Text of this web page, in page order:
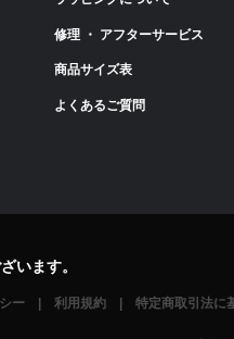
修理 ・ アフターサービス
商品サイズ表
よくあるご質問
ー 利用規約 特定商取引法に
います。